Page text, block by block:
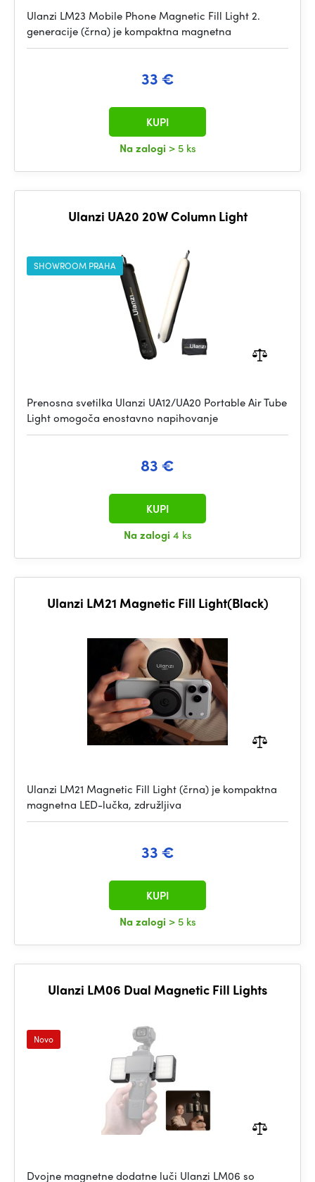
Ulanzi LM23 Mobile Phone Magnetic Fill Light 2.
generacije (črna) je kompaktna magnetna
33 €
Na zalogi > 5 ks
KUPI
Ulanzi UA20 20W Column Light
SHOWROOM PRAHA
Prenosna svetilka Ulanzi UA12/UA20 Portable Air Tube
Light omogoča enostavno napihovanje
83 €
Na zalogi 4 ks
KUPI
Ulanzi LM21 Magnetic Fill Light(Black)
Ulanzi LM21 Magnetic Fill Light (črna) je kompaktna
magnetna LED-lučka, združljiva
33 €
Na zalogi > 5 ks
KUPI
Ulanzi LM06 Dual Magnetic Fill Lights
Novo
Dvojne magnetne dodatne luči Ulanzi LM06 so